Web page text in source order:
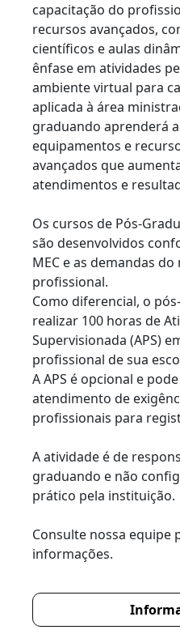
capacitação do
recursos avançados,
científicos e aulas
ênfase em atividades
ambiente virtual para
aplicada à área
graduando aprenderá
equipamentos e
avançados que
atendimentos e
Os cursos de Pós-
são desenvolvidos
MEC e as demandas
profissional.
Como diferencial, o
realizar 100 horas de
Supervisionada (APS)
profissional de sua
A APS é opcional e
atendimento de
profissionais para
A atividade é de
graduando e não
prático pela instituição.
Consulte nossa equipe
informações.